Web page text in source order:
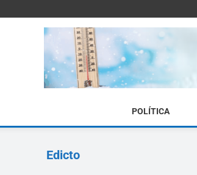
POLÍTICA
Edicto